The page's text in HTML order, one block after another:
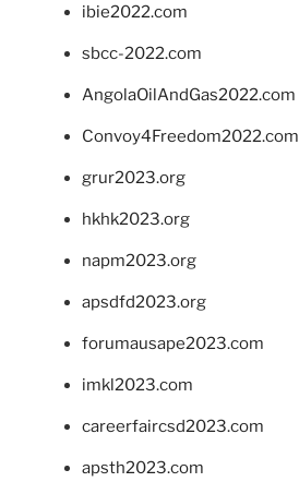
ibie2022.com
sbcc-2022.com
AngolaOilAndGas2022.com
Convoy4Freedom2022.com
grur2023.org
hkhk2023.org
napm2023.org
apsdfd2023.org
forumausape2023.com
imkl2023.com
careerfaircsd2023.com
apsth2023.com